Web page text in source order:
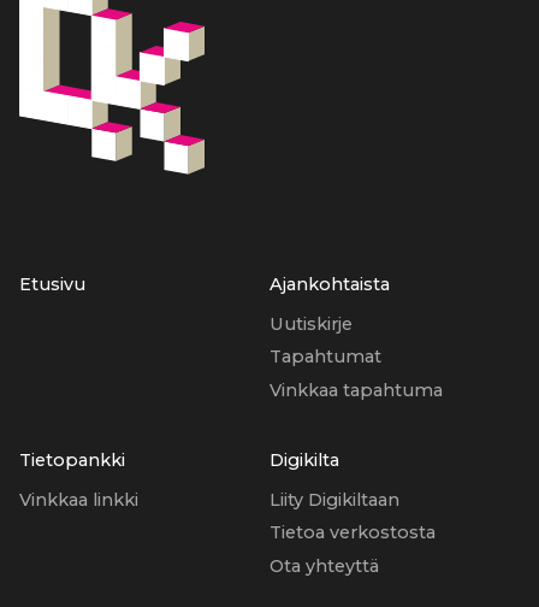
Etusivu
Ajankohtaista
Uutiskirje
Tapahtumat
Vinkkaa tapahtuma
Tietopankki
Vinkkaa linkki
Digikilta
Liity Digikiltaan
Tietoa verkostosta
Ota yhteyttä